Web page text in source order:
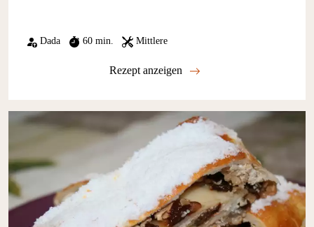
Dada 60 min. Mittlere
Rezept anzeigen